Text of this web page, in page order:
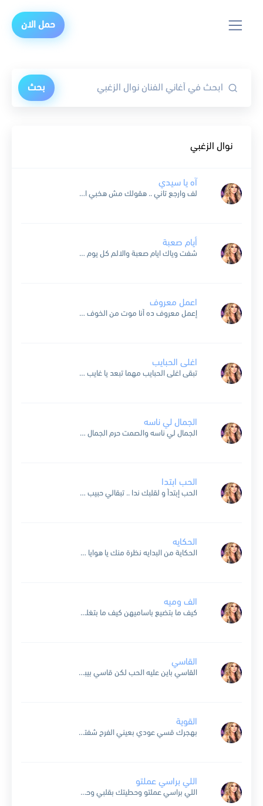
حمل الان
بحث
نوال الزغبي
آه يا سيدي
لف وارجع تاني .. هقولك مش هخبي انا تاني بحبك من جنانك ياني.. مش بقاوم فيه ليه قفشت بسرعة … متهدي تقلي يا حبيبي صنعه ياد انت بس عشان انا...
أيام صعبة
شفت وياك ايام صعبة والالم كل يوم يزيد وقلبي صار بيدك لعبة تكسره بس انت تريد تعرف لو اقدر اشيل قلبي الي يحبك وما عنده صبر تعرف لو اقدر الغي...
اعمل معروف
إعمل معروف ده أنا موت من الخوف لو أحسّ بقلبك ح يسيبني لو حتّى كلام ع البعد بلاش ده أنا سيرة البعد تتعبني من غير لا عذاب و لا خوف...
اغلى الحبايب
تبقى اغلى الحبايب مهما تبعد يا غايب انت كل الهوى مين قالك بنسى حبك حبيبي كثير بحبك لازم نرجع سوى قلبي لغيرك ما انكتب صدق ما بعرف شو السبب انت...
الجمال لي ناسه
الجمال لي ناسه والصمت حرم الجمال قتال ده الحلاوة والشياكه والعسل نقط وقال عمري ما قابلت فجماله ده اللي خلي حالي حال ده اللي بيمشي يهز الارض في كسوفه احمر...
الحب ابتدا
الحب إبتدأ و لقلبك ندا .. تبقالي حبيب و من قلبي قريب و يعدّي العمر و تبقى نصيب .. و ح نفضل كده و لآخر المدى يا حبيبي خلاص حبّينا...
الحكايه
الحكاية من البدايه نظرة منك يا هوايا غيرت مجرى حياتي من البداية للنهايه نظرة فيها السحر ساكن سهمها بالقلب ماكن احلى نظرة في حياتي من البداية للنهاية شوف كيف الحب...
الف وميه
كيف ما بتضيع باساميهن كيف ما بتغلبط فيهن كيف الك جلادة ومروة تتحاكيهم وتتلاقيهم صاروا كتار يمكن صاروا اكتر من الف ومية شرف كبير ما حدا قدك صاحب بهالكمية لو...
القاسي
القاسي باين عليه الحب لكن قاسي بيبص في عيوني و عامل ناسي من وسط كل الكون لمس إحساسي تعبلي قلبي و كله من لهفة عينيا أول ما أشوفه الشوق إليه...
القوية
بهجرك قسي عودي بعيني الفرح شفتو عم بفرض وجودي ال معك ما عرفتو أنا ال ما فيك تجرحا قوية قبلك سمّوني أنا دموعي ما بمسحا أنا بمسح يللي بكوني كل...
اللي براسي عملتو
اللي براسي عملتو وحطيتك بقلبي وحلمي حققتو محكوم عليك بحبي بحبك بأحساس .. كل الناس مش عايشتو وحبي مابينقاس .. ولابكل الدنية قايستو قلبي تهنى فيك صارو باسمك دقاتو بعمري...